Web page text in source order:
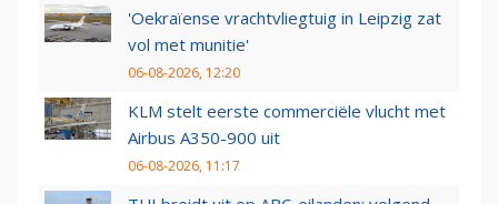
'Oekraïense vrachtvliegtuig in Leipzig zat
vol met munitie'
06-08-2026, 12:20
KLM stelt eerste commerciële vlucht met
Airbus A350-900 uit
06-08-2026, 11:17